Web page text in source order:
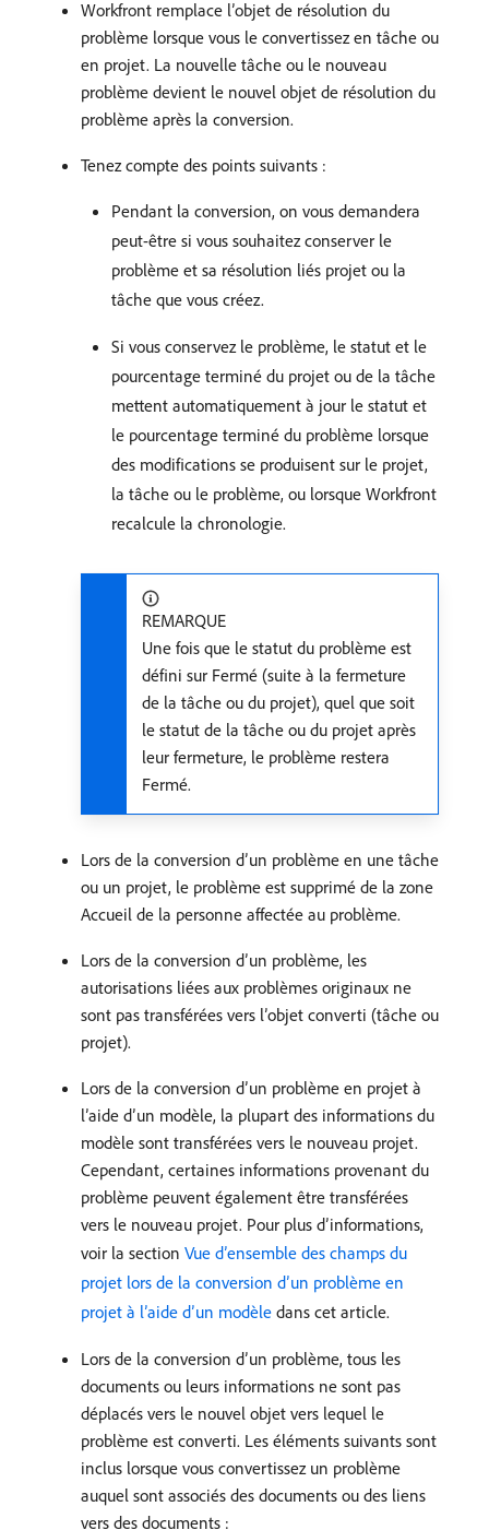
Workfront remplace l’objet de résolution du
problème lorsque vous le convertissez en tâche ou
en projet. La nouvelle tâche ou le nouveau
problème devient le nouvel objet de résolution du
problème après la conversion.
Tenez compte des points suivants :
Pendant la conversion, on vous demandera
peut-être si vous souhaitez conserver le
problème et sa résolution liés projet ou la
tâche que vous créez.
Si vous conservez le problème, le statut et le
pourcentage terminé du projet ou de la tâche
mettent automatiquement à jour le statut et
le pourcentage terminé du problème lorsque
des modifications se produisent sur le projet,
la tâche ou le problème, ou lorsque Workfront
recalcule la chronologie.
REMARQUE
Une fois que le statut du problème est
défini sur Fermé (suite à la fermeture
de la tâche ou du projet), quel que soit
le statut de la tâche ou du projet après
leur fermeture, le problème restera
Fermé.
Lors de la conversion d’un problème en une tâche
ou un projet, le problème est supprimé de la zone
Accueil de la personne affectée au problème.
Lors de la conversion d’un problème, les
autorisations liées aux problèmes originaux ne
sont pas transférées vers l’objet converti (tâche ou
projet).
Lors de la conversion d’un problème en projet à
l’aide d’un modèle, la plupart des informations du
modèle sont transférées vers le nouveau projet.
Cependant, certaines informations provenant du
problème peuvent également être transférées
vers le nouveau projet. Pour plus d’informations,
voir la section Vue d’ensemble des champs du
projet lors de la conversion d’un problème en
projet à l’aide d’un modèle dans cet article.
Lors de la conversion d’un problème, tous les
documents ou leurs informations ne sont pas
déplacés vers le nouvel objet vers lequel le
problème est converti. Les éléments suivants sont
inclus lorsque vous convertissez un problème
auquel sont associés des documents ou des liens
vers des documents :